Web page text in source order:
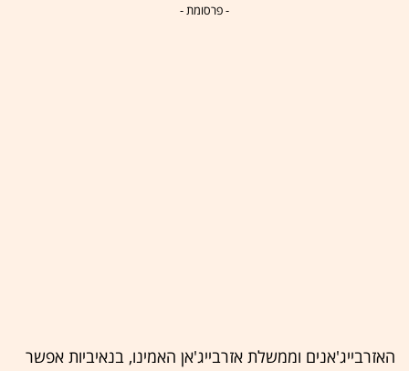
- פרסומת -
האזרבייג'אנים וממשלת אזרבייג'אן האמינו, בנאיביות אפשר